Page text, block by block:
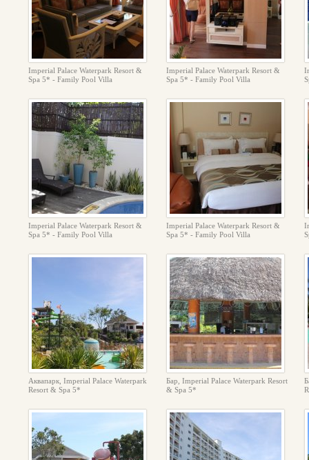
Imperial Palace Waterpark Resort &
Spa 5* - Family Pool Villa
Imperial Palace Waterpark Resort &
Spa 5* - Family Pool Villa
Imperial Palace Waterpark Resort &
Spa 5* - Family Pool Villa
Imperial Palace Waterpark Resort &
Spa 5* - Family Pool Villa
Аквапарк, Imperial Palace Waterpark
Resort & Spa 5*
Бар, Imperial Palace Waterpark Resort
& Spa 5*